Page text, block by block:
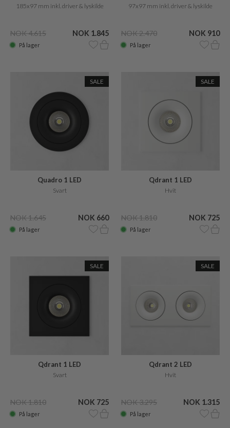
185x97 mm inkl. driver & lyskilde
NOK 4.615 NOK 1.845
På lager
97x97 mm inkl. driver & lyskilde
NOK 2.470 NOK 910
På lager
SALE
Quadro 1 LED
Svart
NOK 1.645 NOK 660
På lager
SALE
Qdrant 1 LED
Hvit
NOK 1.810 NOK 725
På lager
SALE
Qdrant 1 LED
Svart
NOK 1.810 NOK 725
På lager
SALE
Qdrant 2 LED
Hvit
NOK 3.295 NOK 1.315
På lager